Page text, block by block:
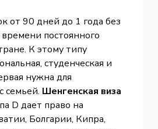
от 90 дней до 1 года без
постоянного
К этому типу
студенческая и
нужна для
семьей. Шенгенская виза
D дает право на
Болгарии, Кипра,